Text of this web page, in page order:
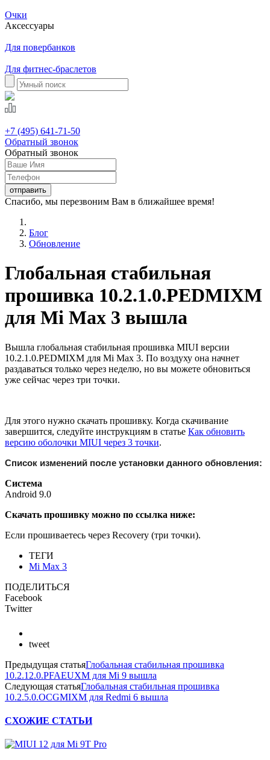
Очки
Аксессуары
Для повербанков
Для фитнес-браслетов
+7 (495) 641-71-50
Обратный звонок
Обратный звонок
Спасибо, мы перезвоним Вам в ближайшее время!
Блог
Обновление
Глобальная стабильная
прошивка 10.2.1.0.PEDMIXM
для Mi Max 3 вышла
Вышла глобальная стабильная прошивка MIUI версии
10.2.1.0.PEDMIXM для Mi Max 3. По воздуху она начнет
раздаваться только через неделю, но вы можете обновиться
уже сейчас через три точки.
Для этого нужно скачать прошивку. Когда скачивание
завершится, следуйте инструкциям в статье Как обновить
версию оболочки MIUI через 3 точки.
Список изменений после установки данного обновления:
Система
Android 9.0
Скачать прошивку можно по ссылка ниже:
Если прошиваетесь через Recovery (три точки).
ТЕГИ
Mi Max 3
ПОДЕЛИТЬСЯ
Facebook
Twitter
tweet
Предыдущая статьяГлобальная стабильная прошивка
10.2.12.0.PFAEUXM для Мi 9 вышла
Следующая статьяГлобальная стабильная прошивка
10.2.5.0.OCGMIXM для Redmi 6 вышла
СХОЖИЕ СТАТЬИ